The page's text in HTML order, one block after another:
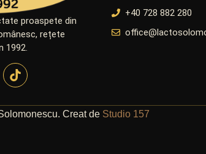
proaspete din
rețete
1992.
+40 728 882 280
Creat de Studio 157